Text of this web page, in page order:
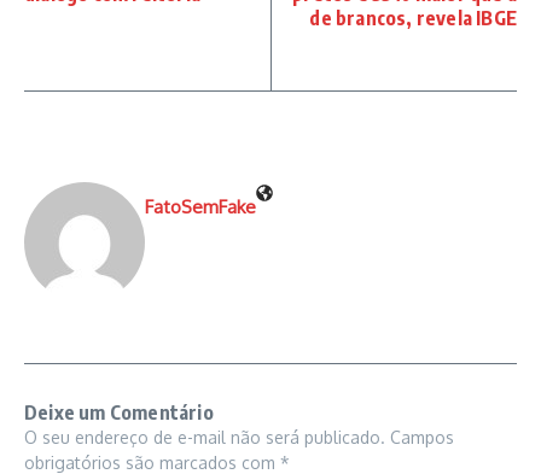
de brancos, revela IBGE
FatoSemFake
Deixe um Comentário
O seu endereço de e-mail não será publicado. Campos
obrigatórios são marcados com *